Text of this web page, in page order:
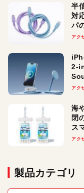
半
対
パ
アク
2-
ー
アク
海
閉
ス
アク
製品カテゴリ